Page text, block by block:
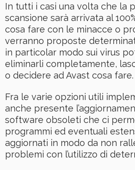
In tutti i casi una volta che la
scansione sarà arrivata al
cosa fare con le minacce o
verranno proposte
in particolar modo sui virus
eliminarli completamente,
o decidere ad Avast cosa fare.
Fra le varie opzioni utili
anche presente
software obsoleti che ci
programmi ed eventuali
aggiornati in modo da non
problemi con l’utilizzo di